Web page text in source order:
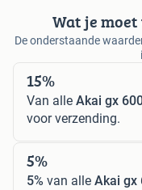
Wat je
De onderstaande
15%
Van alle Akai gx
voor verzending.
5%
5% van alle Akai gx